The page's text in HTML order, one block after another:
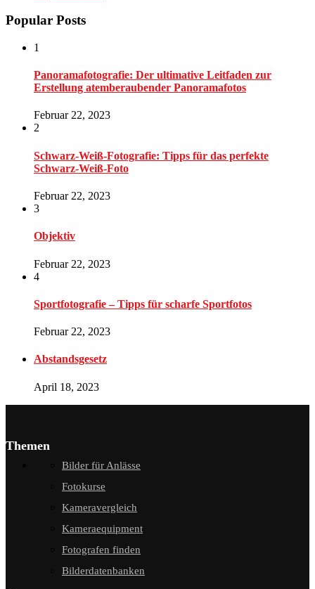
Popular Posts
1
Panoramafotografie: Der ultimative Leitfaden zur
Erstellung atemberaubender Panoramafotos
Februar 22, 2023
2
Schwarz-Weiß-Fotografie: Tipps für das perfekte
Schwarz-Weiß-Foto
Februar 22, 2023
3
Objektiv
Februar 22, 2023
4
Sportfotografie – Tipps für scharfe Sportfotos
Februar 22, 2023
Abstandsgesetz
April 18, 2023
Themen
Bilder für Anlässe
Fotokurse
Kameravergleich
Kameraequipment
Fotografen finden
Bilderdatenbanken